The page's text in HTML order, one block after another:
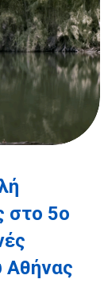
στο 5ο
Αθήνας